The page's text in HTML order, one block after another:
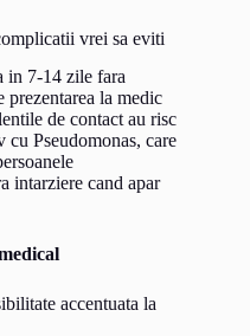
vrei sa eviti
in 7-14 zile fara
prezentarea la medic
de contact au risc
Pseudomonas, care
intarziere cand apar
accentuata la